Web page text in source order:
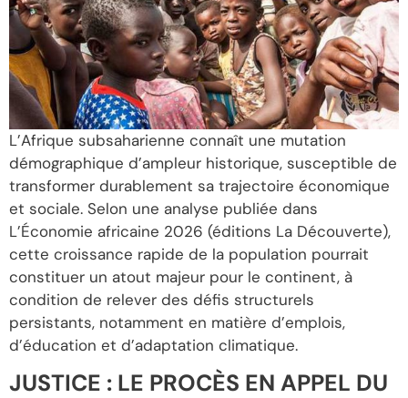
L’Afrique subsaharienne connaît une mutation
démographique d’ampleur historique, susceptible de
transformer durablement sa trajectoire économique
et sociale. Selon une analyse publiée dans
L’Économie africaine 2026 (éditions La Découverte),
cette croissance rapide de la population pourrait
constituer un atout majeur pour le continent, à
condition de relever des défis structurels
persistants, notamment en matière d’emplois,
d’éducation et d’adaptation climatique.
JUSTICE : LE PROCÈS EN APPEL DU